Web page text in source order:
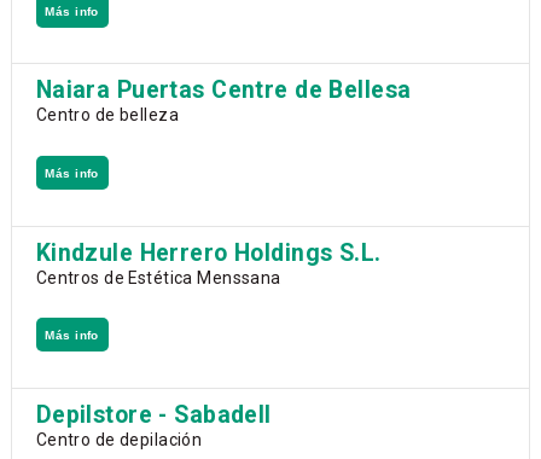
Más info
Naiara Puertas Centre de Bellesa
Centro de belleza
Más info
Kindzule Herrero Holdings S.L.
Centros de Estética Menssana
Más info
Depilstore - Sabadell
Centro de depilación